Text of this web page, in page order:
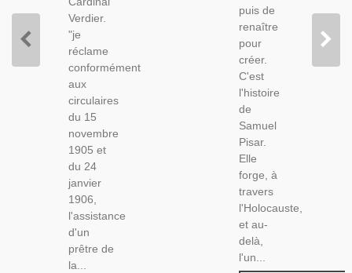
Missel
Militaires
Chrétiens,
Verdier.
"je
réclame
conformément
aux
circulaires
du 15
novembre
1905 et
du 24
janvier
1906,
l'assistance
d'un
prêtre de
la...
puis de
renaître
pour
créer.
C'est
l'histoire
de
Samuel
Pisar.
Elle
forge, à
travers
l'Holocauste,
et au-
delà,
l'un...